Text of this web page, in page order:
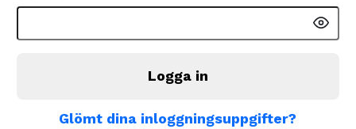
Logga in
Glömt dina inloggningsuppgifter?